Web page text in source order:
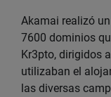
Akamai realizó
7600 dominios
Kr3pto, dirigidos
utilizaban el
las diversas